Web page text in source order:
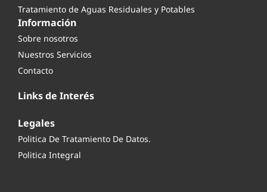
Tratamiento de Aguas Residuales y Potables
Información
Sobre nosotros
Nuestros Servicios
Contacto
Links de Interés
Legales
Politica De Tratamiento De Datos.
Politica Integral